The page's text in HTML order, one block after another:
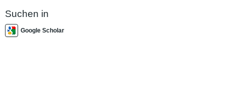
Suchen in
Google Scholar